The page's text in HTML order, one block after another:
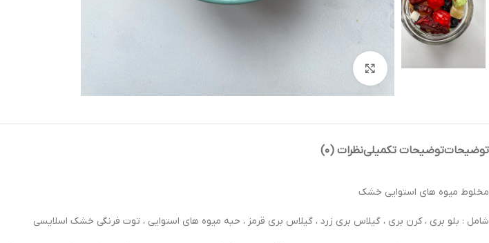
توضیحاتتوضیحات تکمیلینظرات (۰)
مخلوط میوه های استوایی خشک
شامل : بلو بری ، کرن بری ، گیلاس بری زرد ، گیلاس بری قرمز ، حبه میوه های استوایی ، توت فرنگی خشک اسلایسی